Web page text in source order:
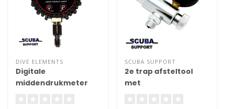
DIVE ELEMENTS
Digitale
middendrukmeter
SCUBA SUPPORT
2e trap afsteltool
met